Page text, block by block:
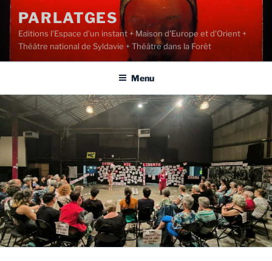
Aller
contenu
principal
PARLATGES
Editions l'Espace d'un instant + Maison d'Europe et d'Orient +
Théâtre national de Syldavie + Théâtre dans la Forêt
Menu